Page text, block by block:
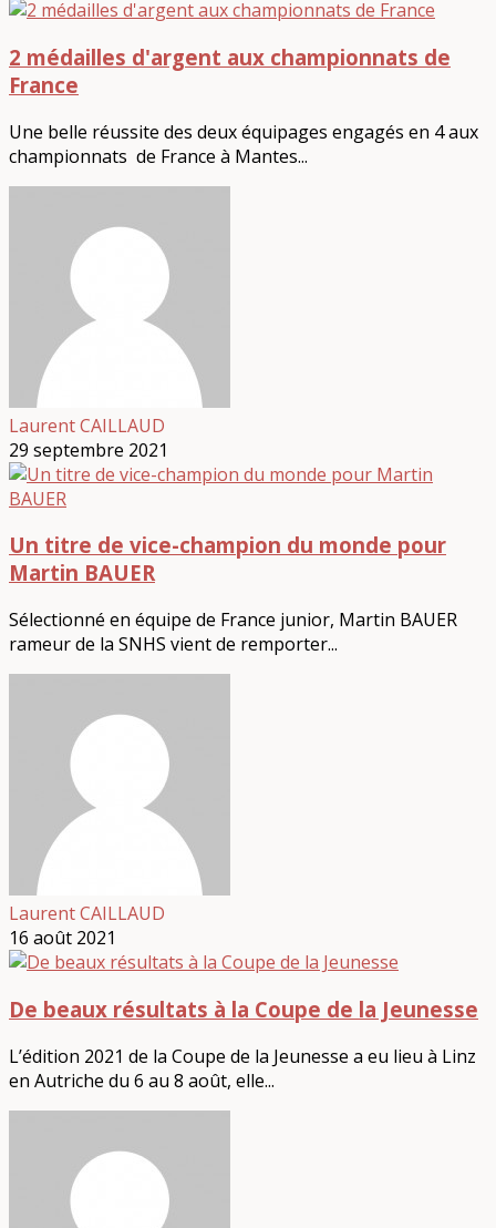
2 médailles d'argent aux championnats de
France
Une belle réussite des deux équipages engagés en 4 aux
championnats de France à Mantes...
Laurent CAILLAUD
29 septembre 2021
Un titre de vice-champion du monde pour
Martin BAUER
Sélectionné en équipe de France junior, Martin BAUER
rameur de la SNHS vient de remporter...
Laurent CAILLAUD
16 août 2021
De beaux résultats à la Coupe de la Jeunesse
L’édition 2021 de la Coupe de la Jeunesse a eu lieu à Linz
en Autriche du 6 au 8 août, elle...